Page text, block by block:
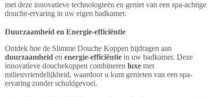
met deze innovatieve technologieën en geniet van een spa-achtige
douche-ervaring in uw eigen badkamer.
Duurzaamheid en Energie-efficiëntie
Ontdek hoe de Slimme Douche Koppen bijdragen aan
duurzaamheid en energie-efficiëntie in uw badkamer. Deze
innovatieve douchekoppen combineren luxe met
milieuvriendelijkheid, waardoor u kunt genieten van een spa-
ervaring zonder schuldgevoel.